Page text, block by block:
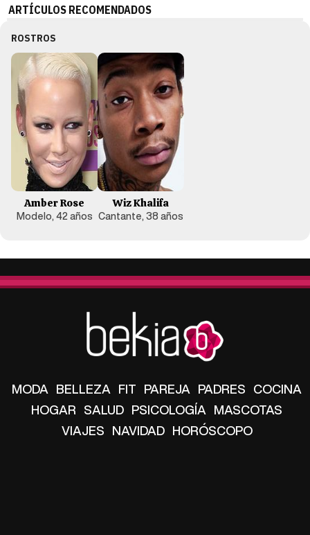
ARTÍCULOS RECOMENDADOS
ROSTROS
Amber Rose
Modelo, 42 años
Wiz Khalifa
Cantante, 38 años
MODA BELLEZA FIT PAREJA PADRES COCINA
HOGAR SALUD PSICOLOGÍA MASCOTAS
VIAJES NAVIDAD HORÓSCOPO